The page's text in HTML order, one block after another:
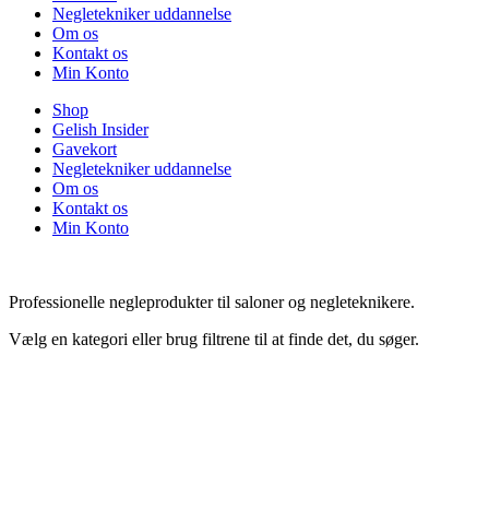
Negletekniker uddannelse
Om os
Kontakt os
Min Konto
Shop
Gelish Insider
Gavekort
Negletekniker uddannelse
Om os
Kontakt os
Min Konto
Professionelle negleprodukter til saloner og negleteknikere.
Vælg en kategori eller brug filtrene til at finde det, du søger.